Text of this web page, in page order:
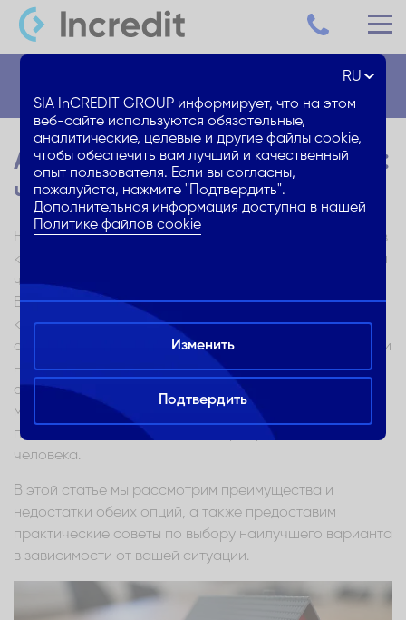
Аренда или покупка жилья:
что выбрать?
Выбор между арендой жилья и его покупкой — одно из
ключевых решений, которые определяют образ жизни
человека, финансовую стабильность и будущее.
Вопрос, стоит ли стать арендатором и платить за
комфорт и гибкость, или же вложить свои средства в
собственное жилье и создать основу для инвестиций и
накоплений, остается актуальным для каждого
следующего поколения. Это решение зависит от
множества факторов, включая финансовое
положение, жизненные цели и приоритеты каждого
человека.
В этой статье мы рассмотрим преимущества и
недостатки обеих опций, а также предоставим
практические советы по выбору наилучшего варианта
в зависимости от вашей ситуации.
RU
SIA InCREDIT GROUP информирует, что на этом
веб-сайте используются обязательные,
аналитические, целевые и другие файлы cookie,
чтобы обеспечить вам лучший и качественный
опыт пользователя. Если вы согласны,
пожалуйста, нажмите "Подтвердить".
Дополнительная информация доступна в нашей
Политике файлов cookie
Изменить
Подтвердить